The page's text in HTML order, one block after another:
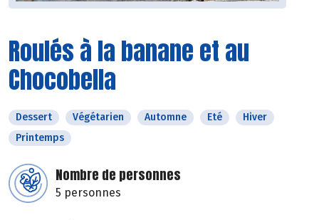
Roulés à la banane et au
Chocobella
Dessert Végétarien Automne Eté
Hiver
Printemps
Nombre de personnes
5 personnes